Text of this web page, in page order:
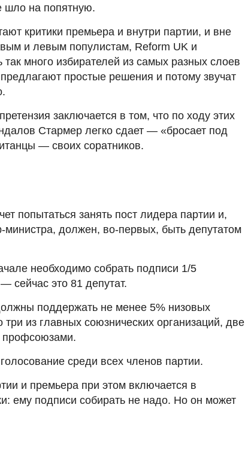
шло на попятную.
критики премьера и внутри партии, и вне
и левым популистам, Reform UK и
много избирателей из самых разных слоев
простые решения и потому звучат
заключается в том, что по ходу этих
Стармер легко сдает — «бросает под
— своих соратников.
попытаться занять пост лидера партии и,
министра, должен, во-первых, быть депутатом
необходимо собрать подписи 1/5
сейчас это 81 депутат.
поддержать не менее 5% низовых
три из главных союзнических организаций, две
профсоюзами.
среди всех членов партии.
и премьера при этом включается в
ему подписи собирать не надо. Но он может